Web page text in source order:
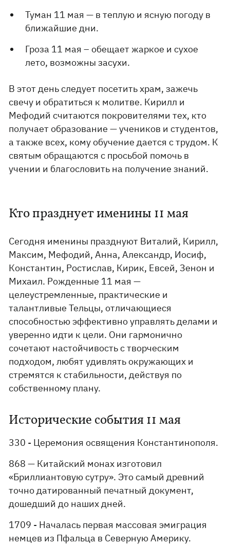
Туман 11 мая — в теплую и ясную погоду в
ближайшие дни.
Гроза 11 мая – обещает жаркое и сухое
лето, возможны засухи.
В этот день следует посетить храм, зажечь
свечу и обратиться к молитве. Кирилл и
Мефодий считаются покровителями тех, кто
получает образование — учеников и студентов,
а также всех, кому обучение дается с трудом. К
святым обращаются с просьбой помочь в
учении и благословить на получение знаний.
Кто празднует именины 11 мая
Сегодня именины празднуют Виталий, Кирилл,
Максим, Мефодий, Анна, Александр, Иосиф,
Константин, Ростислав, Кирик, Евсей, Зенон и
Михаил. Рожденные 11 мая —
целеустремленные, практические и
талантливые Тельцы, отличающиеся
способностью эффективно управлять делами и
уверенно идти к цели. Они гармонично
сочетают настойчивость с творческим
подходом, любят удивлять окружающих и
стремятся к стабильности, действуя по
собственному плану.
Исторические события 11 мая
330 - Церемония освящения Константинополя.
868 — Китайский монах изготовил
«Бриллиантовую сутру». Это самый древний
точно датированный печатный документ,
дошедший до наших дней.
1709 - Началась первая массовая эмиграция
немцев из Пфальца в Северную Америку.